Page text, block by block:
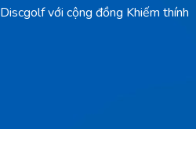
Discgolf với cộng đồng Khiếm thính